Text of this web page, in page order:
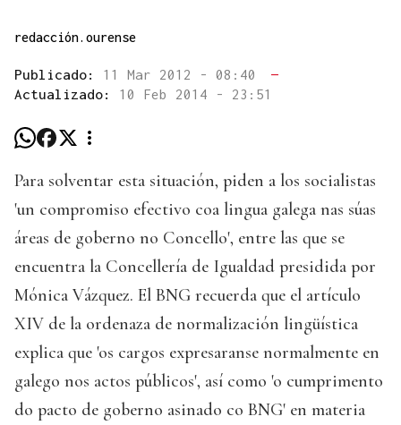
redacción.ourense
Publicado: 11 Mar 2012 - 08:40
—
Actualizado: 10 Feb 2014 - 23:51
Para solventar esta situación, piden a los socialistas
'un compromiso efectivo coa lingua galega nas súas
áreas de goberno no Concello', entre las que se
encuentra la Concellería de Igualdad presidida por
Mónica Vázquez. El BNG recuerda que el artículo
XIV de la ordenaza de normalización lingüística
explica que 'os cargos expresaranse normalmente en
galego nos actos públicos', así como 'o cumprimento
do pacto de goberno asinado co BNG' en materia